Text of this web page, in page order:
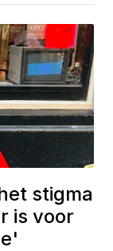
stigma
is voor